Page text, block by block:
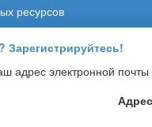
ресурсов
адрес электронной